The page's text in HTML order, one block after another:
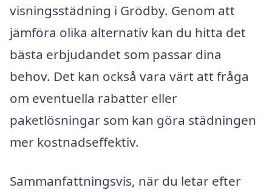
visningsstädning i Grödby. Genom att
jämföra olika alternativ kan du hitta det
bästa erbjudandet som passar dina
behov. Det kan också vara värt att fråga
om eventuella rabatter eller
paketlösningar som kan göra städningen
mer kostnadseffektiv.
Sammanfattningsvis, när du letar efter